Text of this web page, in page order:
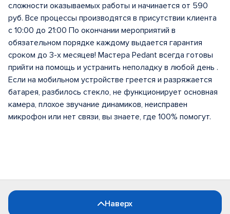
сложности оказываемых работы и начинается от 590
руб. Все процессы производятся в присутствии клиента
с 10:00 до 21:00 По окончании мероприятий в
обязательном порядке каждому выдается гарантия
сроком до 3-х месяцев! Мастера Pedant всегда готовы
прийти на помощь и устранить неполадку в любой день .
Если на мобильном устройстве греется и разряжается
батарея, разбилось стекло, не функционирует основная
камера, плохое звучание динамиков, неисправен
микрофон или нет связи, вы знаете, где 100% помогут.
Наверх